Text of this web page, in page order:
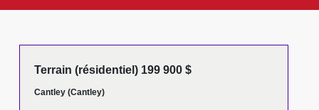
Terrain (résidentiel) 199 900 $
Cantley (Cantley)